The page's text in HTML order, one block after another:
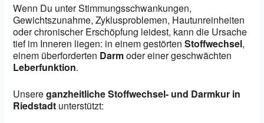
Wenn Du unter Stimmungsschwankungen,
Gewichtszunahme, Zyklusproblemen, Hautunreinheiten
oder chronischer Erschöpfung leidest, kann die Ursache
tief im Inneren liegen: in einem gestörtenStoffwechsel,
einem überforderten Darmoder einer geschwächten
Leberfunktion.
Unsereganzheitliche Stoffwechsel- und Darmkur in
Riedstadt unterstützt: